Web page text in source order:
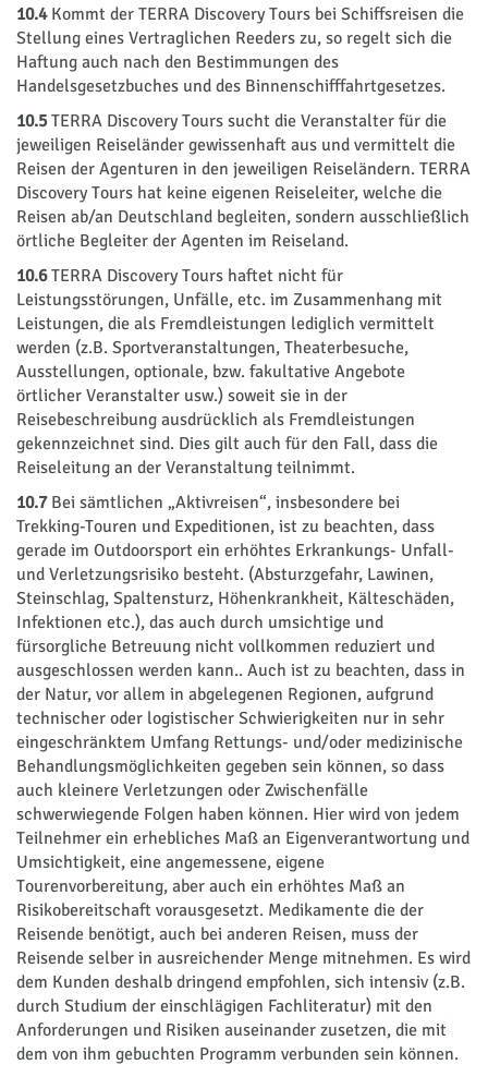
10.4Kommt der TERRA Discovery Tours bei Schiffsreisen die
Stellung eines Vertraglichen Reeders zu, so regelt sich die
Haftung auch nach den Bestimmungen des
Handelsgesetzbuches und des Binnenschifffahrtgesetzes.
10.5TERRA Discovery Tours sucht die Veranstalter für die
jeweiligen Reiseländer gewissenhaft aus und vermittelt die
Reisen der Agenturen in den jeweiligen Reiseländern. TERRA
Discovery Tours hat keine eigenen Reiseleiter, welche die
Reisen ab/an Deutschland begleiten, sondern ausschließlich
ört­li­che Be­glei­ter der Agen­ten im Rei­se­land.
10.6TERRA Discovery Tours haftet nicht für
Leistungsstörungen, Unfälle, etc. im Zusammenhang mit
Leistungen, die als Fremdleistungen lediglich vermittelt
werden (z.B. Sportveranstaltungen, Theaterbesuche,
Ausstellungen, optionale, bzw. fakultative Angebote
örtlicher Veranstalter usw.) soweit sie in der
Reisebeschreibung ausdrücklich als Fremdleistungen
gekennzeichnet sind. Dies gilt auch für den Fall, dass die
Reiseleitung an der Veranstaltung teilnimmt.
10.7Bei sämtlichen „Aktivreisen“, insbesondere bei
Trekking-Touren und Expeditionen, ist zu beachten, dass
gerade im Outdoorsport ein erhöhtes Erkrankungs- Unfall-
und Verletzungsrisiko besteht. (Absturzgefahr, Lawinen,
Steinschlag, Spaltensturz, Höhenkrankheit, Kälteschäden,
Infektionen etc.), das auch durch umsichtige und
fürsorgliche Betreuung nicht vollkommen reduziert und
ausgeschlossen werden kann.. Auch ist zu beachten, dass in
der Natur, vor allem in abgelegenen Regionen, aufgrund
technischer oder logistischer Schwierigkeiten nur in sehr
eingeschränktem Umfang Rettungs- und/oder medizinische
Behandlungsmöglichkeiten gegeben sein können, so dass
auch kleinere Verletzungen oder Zwischenfälle
schwerwiegende Folgen haben können. Hier wird von jedem
Teilnehmer ein erhebliches Maß an Eigenverantwortung und
Umsichtigkeit, eine angemessene, eigene
Tourenvorbereitung, aber auch ein erhöhtes Maß an
Risikobereitschaft vorausgesetzt. Medikamente die der
Reisende benötigt, auch bei anderen Reisen, muss der
Reisende selber in ausreichender Menge mitnehmen. Es wird
dem Kunden deshalb dringend empfohlen, sich intensiv (z.B.
durch Studium der einschlägigen Fachliteratur) mit den
Anforderungen und Risiken auseinander zusetzen, die mit
dem von ihm gebuchten Programm verbunden sein können.